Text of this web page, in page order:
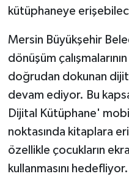
kütüphaneye
Mersin Büyükşehir
dönüşüm
doğrudan dokunan
devam ediyor. Bu
Dijital Kütüphane'
noktasında kitaplara
özellikle çocukların
kullanmasını hedefliyor.